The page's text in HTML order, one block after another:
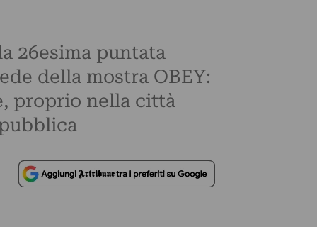
26esima puntata
della mostra OBEY:
proprio nella città